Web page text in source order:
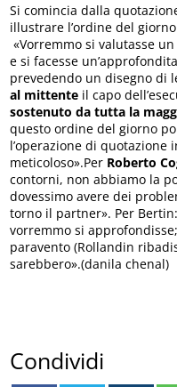
Si comincia dalla
illustrare l’ordine del
«Vorremmo si valutasse
e si facesse
prevedendo un disegno di
al mittente il capo
sostenuto da tutta la
questo ordine del giorno
l’operazione di quotazione
meticoloso».Per Roberto
contorni, non abbiamo la
dovessimo avere dei
torno il partner». Per
vorremmo si
paravento (Rollandin
sarebbero».(danila chenal)
Condividi